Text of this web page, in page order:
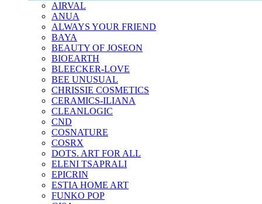
AIRVAL
ANUA
ALWAYS YOUR FRIEND
BAYA
BEAUTY OF JOSEON
BIOEARTH
BLEECKER-LOVE
BEE UNUSUAL
CHRISSIE COSMETICS
CERAMICS-ILIANA
CLEANLOGIC
CND
COSNATURE
COSRX
DOTS. ART FOR ALL
ELENI TSAPRALI
EPICRIN
ESTIA HOME ART
FUNKO POP